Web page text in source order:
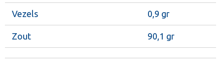
Vezels 0,9 gr
Zout 90,1 gr